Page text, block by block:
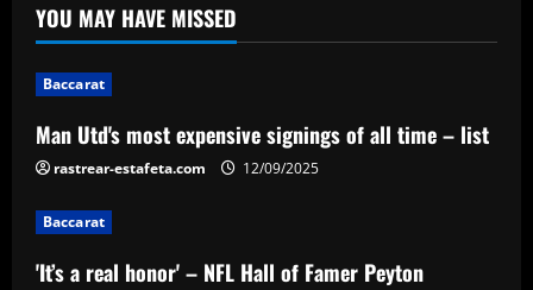
2
Baccarat
12/09/2025
12/09/2025
YOU MAY HAVE MISSED
Baccarat
Man Utd's most expensive signings of all time – list
rastrear-estafeta.com 12/09/2025
Baccarat
'It’s a real honor' – NFL Hall of Famer Peyton